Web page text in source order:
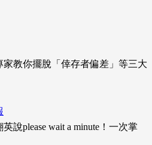
教你擺脫「倖存者偏差」等三大
說please wait a minute！一次掌